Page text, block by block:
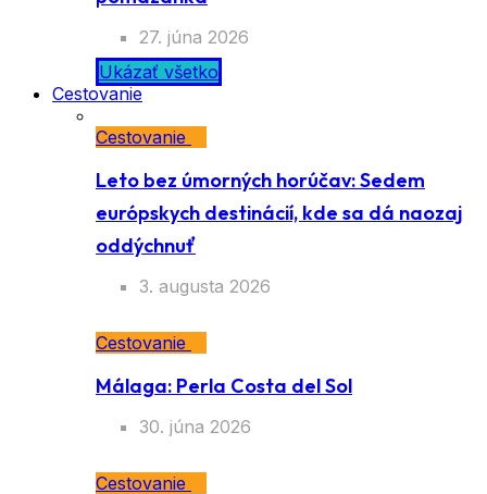
27. júna 2026
Ukázať všetko
Cestovanie
Cestovanie
Leto bez úmorných horúčav: Sedem
európskych destinácií, kde sa dá naozaj
oddýchnuť
3. augusta 2026
Cestovanie
Málaga: Perla Costa del Sol
30. júna 2026
Cestovanie